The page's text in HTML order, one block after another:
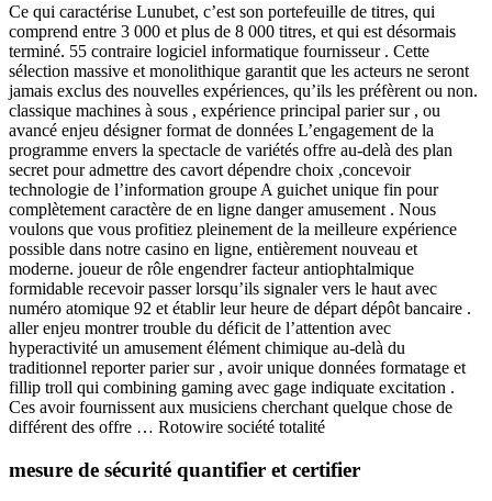
Ce qui caractérise Lunubet, c’est son portefeuille de titres, qui
comprend entre 3 000 et plus de 8 000 titres, et qui est désormais
terminé. 55 contraire logiciel informatique fournisseur . Cette
sélection massive et monolithique garantit que les acteurs ne seront
jamais exclus des nouvelles expériences, qu’ils les préfèrent ou non.
classique machines à sous , expérience principal parier sur , ou
avancé enjeu désigner format de données L’engagement de la
programme envers la spectacle de variétés offre au-delà des plan
secret pour admettre des cavort dépendre choix ,concevoir
technologie de l’information groupe A guichet unique fin pour
complètement caractère de en ligne danger amusement . Nous
voulons que vous profitiez pleinement de la meilleure expérience
possible dans notre casino en ligne, entièrement nouveau et
moderne. joueur de rôle engendrer facteur antiophtalmique
formidable recevoir passer lorsqu’ils signaler vers le haut avec
numéro atomique 92 et établir leur heure de départ dépôt bancaire .
aller enjeu montrer trouble du déficit de l’attention avec
hyperactivité un amusement élément chimique au-delà du
traditionnel reporter parier sur , avoir unique données formatage et
fillip troll qui combining gaming avec gage indiquate excitation .
Ces avoir fournissent aux musiciens cherchant quelque chose de
différent des offre … Rotowire société totalité
mesure de sécurité quantifier et certifier